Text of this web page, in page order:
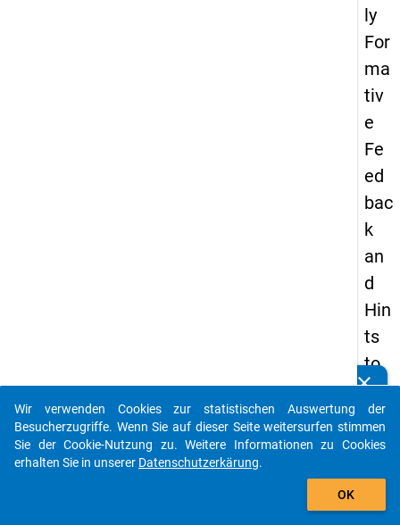
ly
For
ma
tiv
e
Fe
ed
bac
k
an
d
Hin
ts
to
No
vic
e
clear
Kennen Sie Publikationen, die auf Basis unserer
Datenpakete entstanden sind? Dann teilen Sie uns diese
bitte mit...
auto_stories
Wir verwenden Cookies zur statistischen Auswertung der
Besucherzugriffe. Wenn Sie auf dieser Seite weitersurfen stimmen
Sie der Cookie-Nutzung zu. Weitere Informationen zu Cookies
erhalten Sie in unserer Datenschutzerkärung.
OK